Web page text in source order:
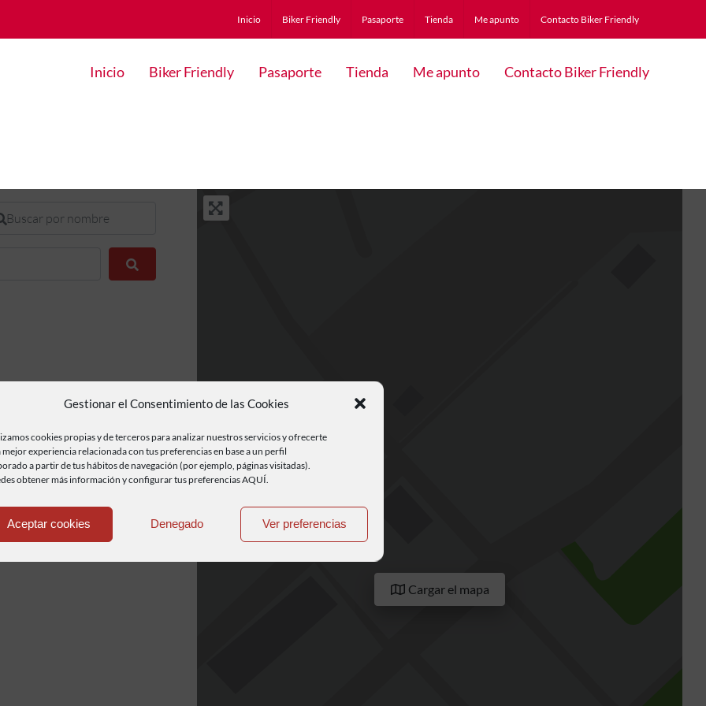
Gestionar el Consentimiento de las Cookies
cookies propias y de terceros para analizar nuestros servicios y ofrecerte
mejor experiencia relacionada con tus preferencias en base a un perfil
a partir de tus hábitos de navegación (por ejemplo, páginas visitadas).
obtener más información y configurar tus preferencias AQUÍ.
Aceptar cookies Denegado Ver preferencias
Inicio Biker Friendly Pasaporte Tienda Me apunto Contacto Biker Friendly
Inicio Biker Friendly Pasaporte Tienda Me apunto Contacto Biker Friendly
por nombre
Cargar el mapa